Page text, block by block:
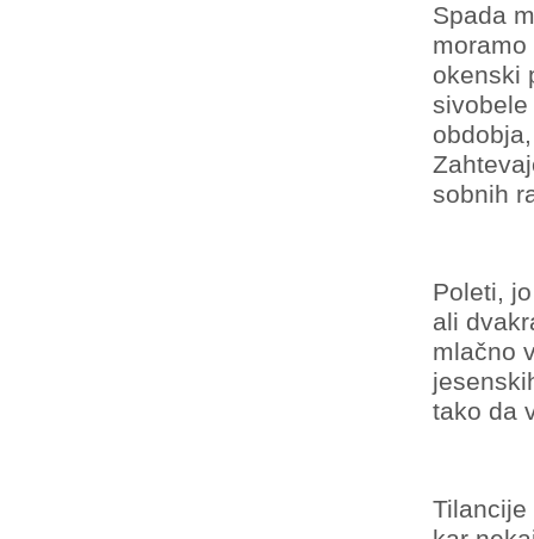
Spada
okenski
sobnih
Poleti,
ali
mlačno
tako da